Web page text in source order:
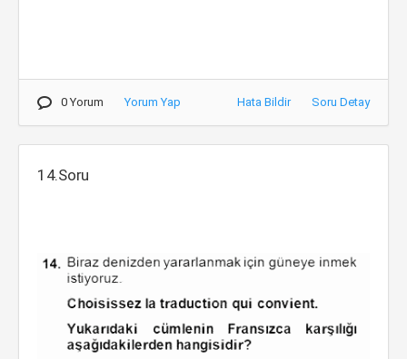
0 Yorum Yorum Yap Hata Bildir Soru Detay
14.Soru